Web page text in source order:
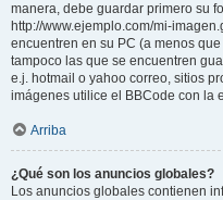
manera, debe guardar primero su
http://www.ejemplo.com/mi-
encuentren en su PC (a menos
tampoco las que se encuentren
e.j. hotmail o yahoo correo, sitios
imágenes utilice el BBCode con la
Arriba
¿Qué son los anuncios globales?
Los anuncios globales contienen